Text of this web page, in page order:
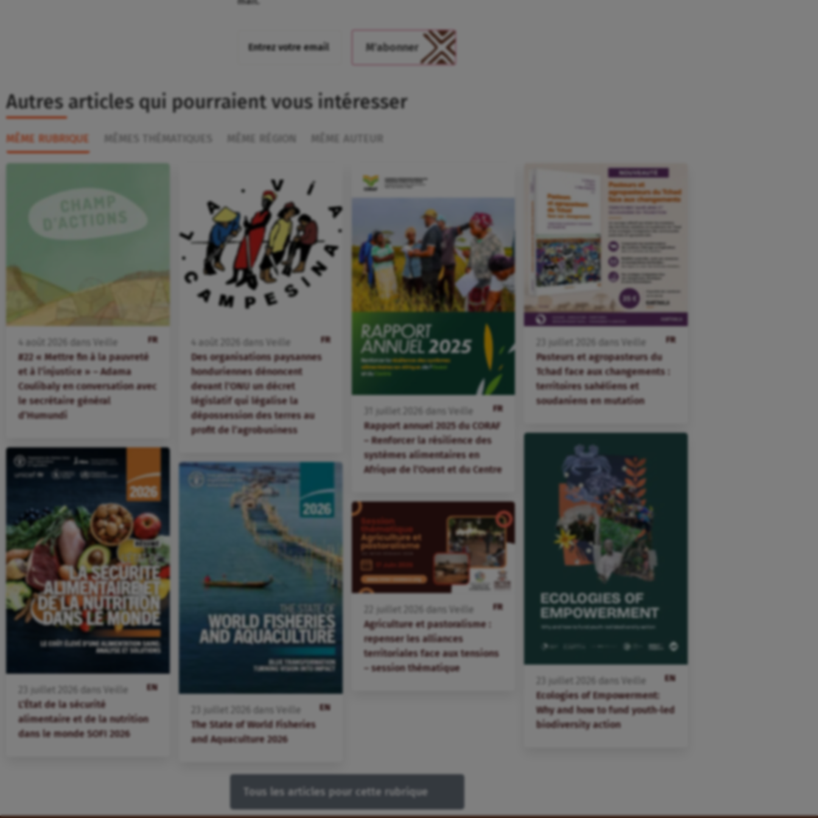
Autres articles qui pourraient vous intéresser
MÊME RUBRIQUE MÊMES THÉMATIQUES MÊME RÉGION MÊME AUTEUR
FR
août dans
Veille
#22 « Mettre fin à la pauvreté
et à l’injustice » – Adama
Coulibaly en conversation avec
le secrétaire général
d’Humundi
FR
août dans
Veille
Des organisations paysannes
honduriennes dénoncent
devant l’ONU un décret
législatif qui légalise la
dépossession des terres au
profit de l’agrobusiness
FR
juillet dans
Veille
Rapport annuel 2025 du CORAF
– Renforcer la résilience des
systèmes alimentaires en
Afrique de l’Ouest et du Centre
FR
juillet dans
Veille
Pasteurs et agropasteurs du
Tchad face aux changements :
territoires sahéliens et
soudaniens en mutation
EN
juillet dans
Veille
Ecologies of Empowerment:
Why and how to fund youth-led
biodiversity action
EN
juillet dans
Veille
L’État de la sécurité
alimentaire et de la nutrition
dans le monde SOFI 2026
EN
juillet dans
Veille
The State of World Fisheries
and Aquaculture 2026
FR
juillet dans
Veille
Agriculture et pastoralisme :
repenser les alliances
territoriales face aux tensions
– session thématique
Tous les articles pour cette rubrique